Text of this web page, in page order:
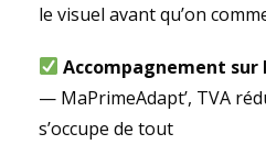
le visuel avant qu’on
Accompagnement sur
— MaPrimeAdapt’, TVA
s’occupe de tout